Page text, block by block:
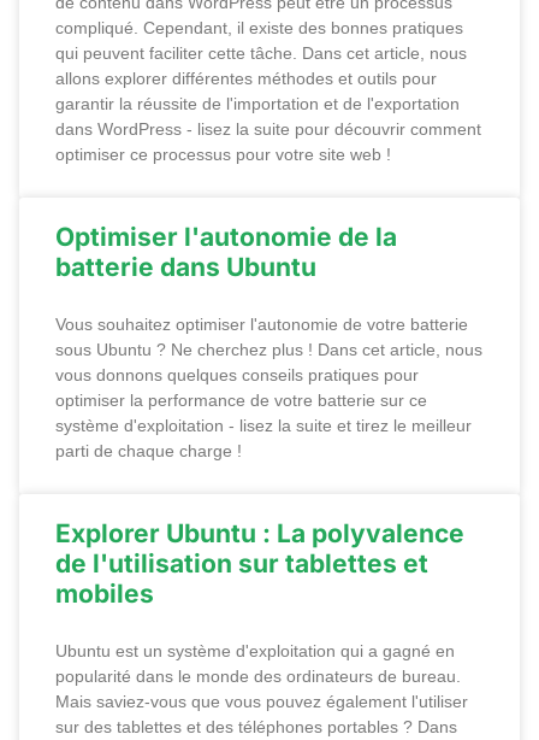
compliqué. Cependant, il existe des bonnes pratiques
qui peuvent faciliter cette tâche. Dans cet article, nous
allons explorer différentes méthodes et outils pour
garantir la réussite de l'importation et de l'exportation
dans WordPress - lisez la suite pour découvrir comment
optimiser ce processus pour votre site web !
Optimiser l'autonomie de la
batterie dans Ubuntu
Vous souhaitez optimiser l'autonomie de votre batterie
sous Ubuntu ? Ne cherchez plus ! Dans cet article, nous
vous donnons quelques conseils pratiques pour
optimiser la performance de votre batterie sur ce
système d'exploitation - lisez la suite et tirez le meilleur
parti de chaque charge !
Explorer Ubuntu : La polyvalence
de l'utilisation sur tablettes et
mobiles
Ubuntu est un système d'exploitation qui a gagné en
popularité dans le monde des ordinateurs de bureau.
Mais saviez-vous que vous pouvez également l'utiliser
sur des tablettes et des téléphones portables ? Dans